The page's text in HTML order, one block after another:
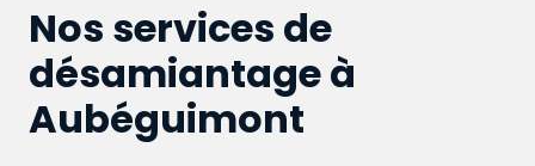
Nos services de
désamiantage à
Aubéguimont